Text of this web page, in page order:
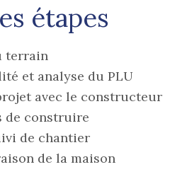
étapes
terrain
et analyse du PLU
avec le constructeur
de construire
de chantier
de la maison